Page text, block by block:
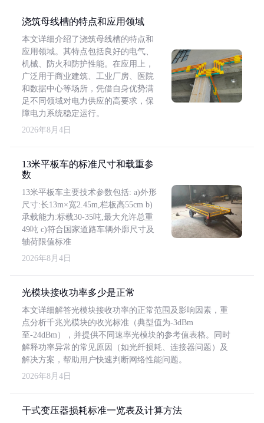
浇筑母线槽的特点和应用领域
本文详细介绍了浇筑母线槽的特点和
应用领域。其特点包括良好的电气、
机械、防火和防护性能。在应用上，
广泛用于商业建筑、工业厂房、医院
和数据中心等场所，凭借自身优势满
足不同领域对电力供应的高要求，保
障电力系统稳定运行。
2026年8月4日
13米平板车的标准尺寸和载重参
数
13米平板车主要技术参数包括: a)外形
尺寸:长13m×宽2.45m,栏板高55cm b)
承载能力:标载30-35吨,最大允许总重
49吨 c)符合国家道路车辆外廓尺寸及
轴荷限值标准
2026年8月4日
光模块接收功率多少是正常
本文详细解答光模块接收功率的正常范围及影响因素，重
点分析千兆光模块的收光标准（典型值为-3dBm
至-24dBm），并提供不同速率光模块的参考值表格。同时
解释功率异常的常见原因（如光纤损耗、连接器问题）及
解决方案，帮助用户快速判断网络性能问题。
2026年8月4日
干式变压器损耗标准一览表及计算方法